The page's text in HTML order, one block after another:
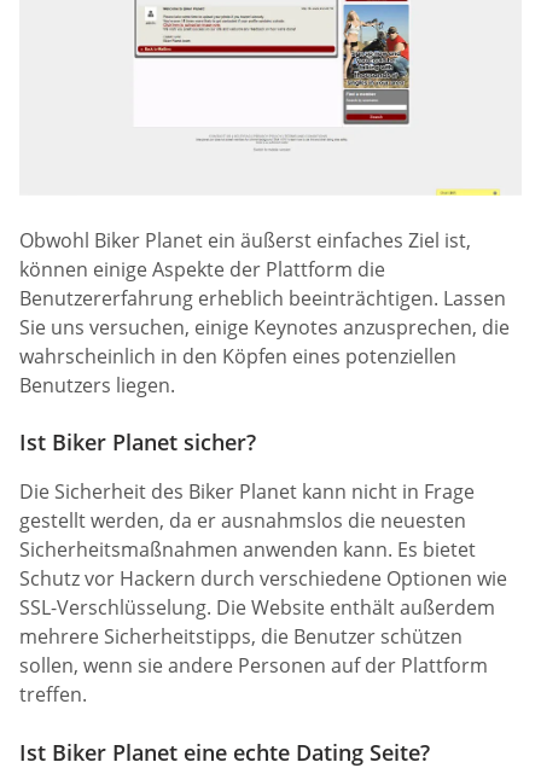
Obwohl Biker Planet ein äußerst einfaches Ziel ist,
können einige Aspekte der Plattform die
Benutzererfahrung erheblich beeinträchtigen. Lassen
Sie uns versuchen, einige Keynotes anzusprechen, die
wahrscheinlich in den Köpfen eines potenziellen
Benutzers liegen.
Ist Biker Planet sicher?
Die Sicherheit des Biker Planet kann nicht in Frage
gestellt werden, da er ausnahmslos die neuesten
Sicherheitsmaßnahmen anwenden kann. Es bietet
Schutz vor Hackern durch verschiedene Optionen wie
SSL-Verschlüsselung. Die Website enthält außerdem
mehrere Sicherheitstipps, die Benutzer schützen
sollen, wenn sie andere Personen auf der Plattform
treffen.
Ist Biker Planet eine echte Dating Seite?